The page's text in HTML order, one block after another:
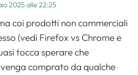
2025 alle 22:25
coi prodotti non commerciali
(vedi Firefox vs Chrome e
tocca sperare che
comprato da qualche